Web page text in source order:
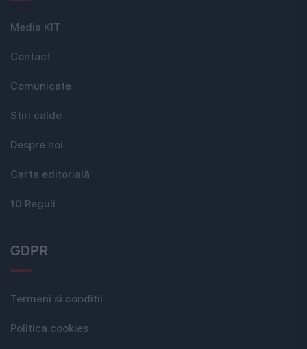
Media KIT
Contact
Comunicate
Stiri calde
Despre noi
Carta editorială
10 Reguli
GDPR
Termeni si conditii
Politica cookies